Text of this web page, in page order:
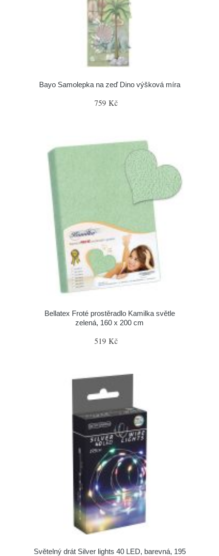
Bayo Samolepka na zeď Dino výšková míra
759 Kč
Bellatex Froté prostěradlo Kamilka světle
zelená, 160 x 200 cm
519 Kč
Světelný drát Silver lights 40 LED, barevná, 195